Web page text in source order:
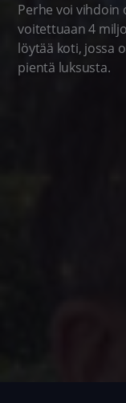
Perhe voi vihdoin
voitettuaan 4
löytää koti, jossa
pientä luksusta.